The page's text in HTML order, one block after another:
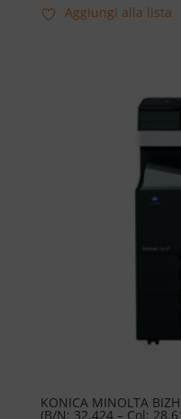
Aggiungi alla lista
KONICA MINOLTA
(B/N: 32.424 – Col: